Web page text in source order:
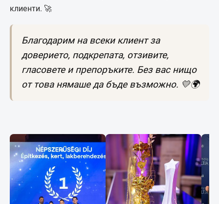
клиенти. 🚀
Благодарим на всеки клиент за
доверието, подкрепата, отзивите,
гласовете и препоръките. Без вас нищо
от това нямаше да бъде възможно. 💛🌍